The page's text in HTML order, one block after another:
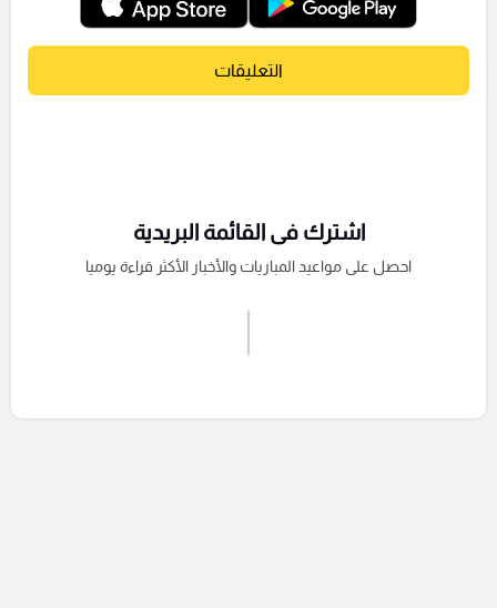
التعليقات
اشترك فى القائمة البريدية
احصل على مواعيد المباريات والأخبار الأكثر قراءة يوميا